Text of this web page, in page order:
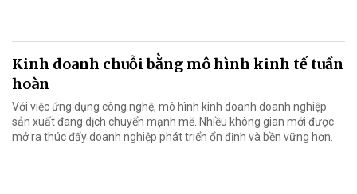
Kinh doanh chuỗi bằng mô hình kinh tế tuần
hoàn
Với việc ứng dụng công nghệ, mô hình kinh doanh doanh nghiệp
sản xuất đang dịch chuyển mạnh mẽ. Nhiều không gian mới được
mở ra thúc đẩy doanh nghiệp phát triển ổn định và bền vững hơn.